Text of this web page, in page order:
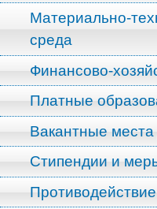
Материально-
среда
Финансово-
Платные
Вакантные
Стипендии и